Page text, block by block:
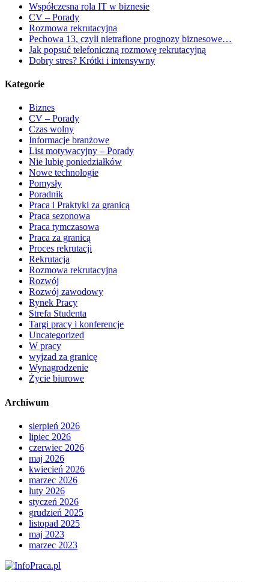
Współczesna rola IT w biznesie
CV – Porady
Rozmowa rekrutacyjna
Pechowa 13, czyli nietrafione prognozy biznesowe…
Jak popsuć telefoniczną rozmowę rekrutacyjną
Dobry stres? Krótki i intensywny
Kategorie
Biznes
CV – Porady
Czas wolny
Informacje branżowe
List motywacyjny – Porady
Nie lubię poniedziałków
Nowe technologie
Pomysły
Poradnik
Praca i Praktyki za granicą
Praca sezonowa
Praca tymczasowa
Praca za granicą
Proces rekrutacji
Rekrutacja
Rozmowa rekrutacyjna
Rozwój
Rozwój zawodowy
Rynek Pracy
Strefa Studenta
Targi pracy i konferencje
Uncategorized
W pracy
wyjzad za granicę
Wynagrodzenie
Życie biurowe
Archiwum
sierpień 2026
lipiec 2026
czerwiec 2026
maj 2026
kwiecień 2026
marzec 2026
luty 2026
styczeń 2026
grudzień 2025
listopad 2025
maj 2023
marzec 2023